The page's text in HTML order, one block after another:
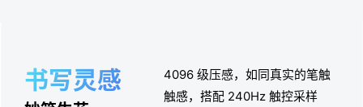
书写灵感
4096 级压感，如同真实的笔触
触感，搭配 240Hz 触控采样